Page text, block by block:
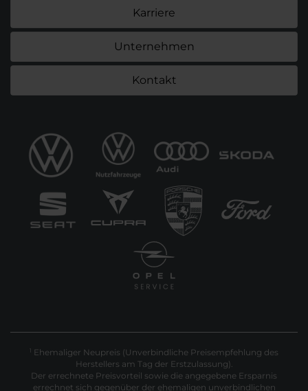
Karriere
Unternehmen
Kontakt
1 Ehemaliger Neupreis (Unverbindliche Preisempfehlung des
Herstellers am Tag der Erstzulassung).
Der errechnete Preisvorteil sowie die angegebene Ersparnis
errechnet sich gegenüber der ehemaligen unverbindlichen